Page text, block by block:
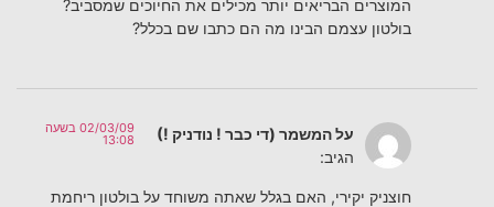
המוצרים הבריאים יותר מכילים את החיוכים שמסביב?
בולטון עצמם הבינו מה הם כתבו שם בכלל?
על המשמר (די כבר ! נודניק !)
הגיב:
02/03/09 בשעה
13:08
חוצניק יקירי, האם בגלל שאתה משוחד על בולטון ריחמת